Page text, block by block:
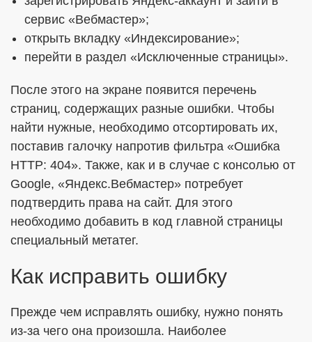
сервис «Вебмастер»;
открыть вкладку «Индексирование»;
перейти в раздел «Исключенные страницы».
После этого на экране появится перечень
страниц, содержащих разные ошибки. Чтобы
найти нужные, необходимо отсортировать их,
поставив галочку напротив фильтра «Ошибка
HTTP: 404». Также, как и в случае с консолью от
Google, «Яндекс.Вебмастер» потребует
подтвердить права на сайт. Для этого
необходимо добавить в код главной страницы
специальный метатег.
Как исправить ошибку
Прежде чем исправлять ошибку, нужно понять
из-за чего она произошла. Наиболее